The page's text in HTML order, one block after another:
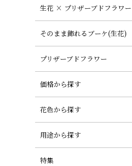
生花 × プリザーブドフラワー
そのまま飾れるブーケ(生花)
プリザーブドフラワー
価格から探す
花色から探す
用途から探す
特集